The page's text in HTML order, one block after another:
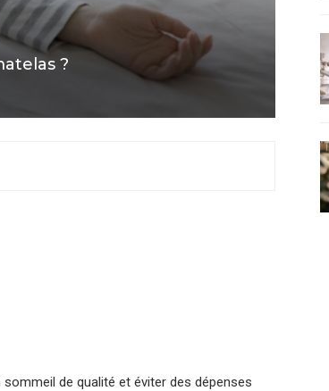
?
de qualité et éviter des dépenses